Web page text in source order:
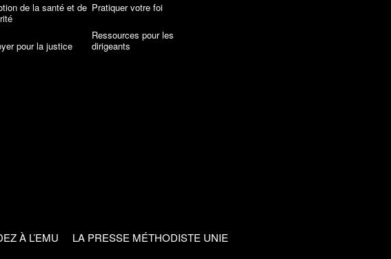
de la santé et de
pour la justice
Pratiquer votre foi
Ressources pour les
dirigeants
À L’EMU LA PRESSE MÉTHODISTE UNIE